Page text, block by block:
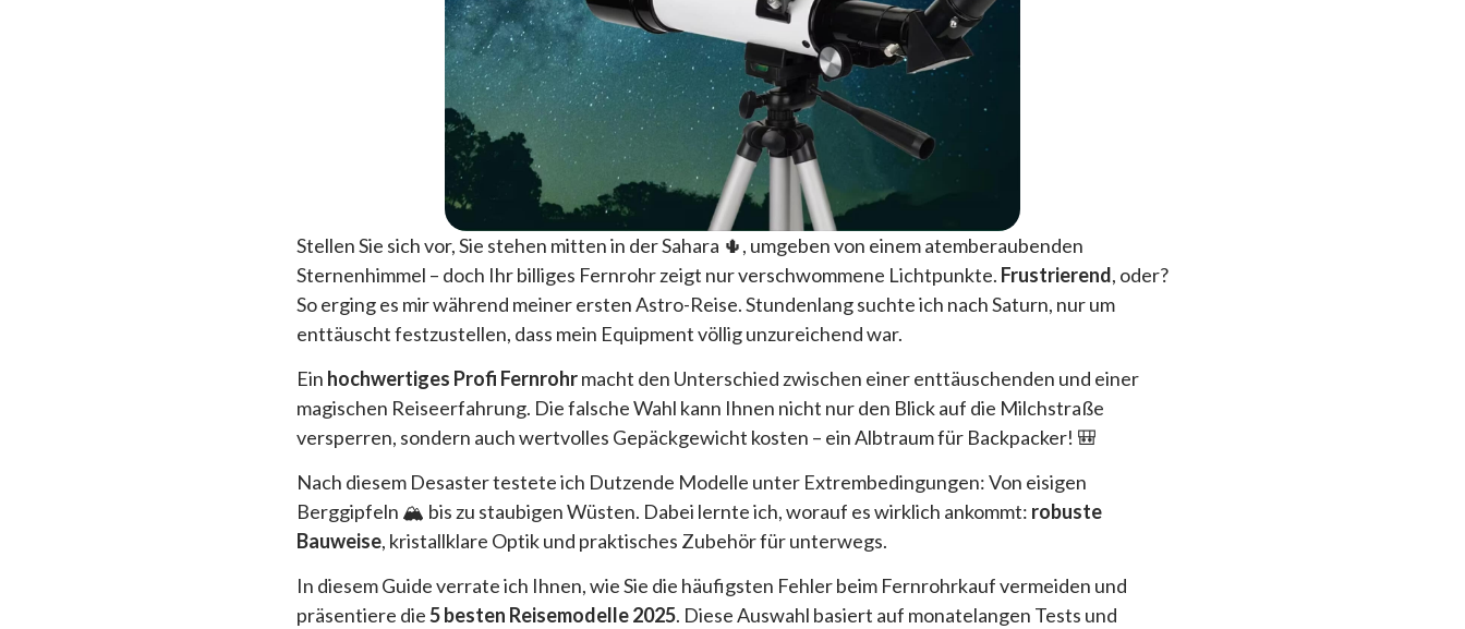
Stellen Sie sich vor, Sie stehen mitten in der Sahara 🌵, umgeben von einem atemberaubenden
Sternenhimmel – doch Ihr billiges Fernrohr zeigt nur verschwommene Lichtpunkte. Frustrierend, oder?
So erging es mir während meiner ersten Astro-Reise. Stundenlang suchte ich nach Saturn, nur um
enttäuscht festzustellen, dass mein Equipment völlig unzureichend war.
Ein hochwertiges Profi Fernrohrmacht den Unterschied zwischen einer enttäuschenden und einer
magischen Reiseerfahrung. Die falsche Wahl kann Ihnen nicht nur den Blick auf die Milchstraße
versperren, sondern auch wertvolles Gepäckgewicht kosten – ein Albtraum für Backpacker! 🎒
Nach diesem Desaster testete ich Dutzende Modelle unter Extrembedingungen: Von eisigen
Berggipfeln 🏔️ bis zu staubigen Wüsten. Dabei lernte ich, worauf es wirklich ankommt: robuste
Bauweise, kristallklare Optik und praktisches Zubehör für unterwegs.
In diesem Guide verrate ich Ihnen, wie Sie die häufigsten Fehler beim Fernrohrkauf vermeiden und
präsentiere die5 besten Reisemodelle 2025. Diese Auswahl basiert auf monatelangen Tests und